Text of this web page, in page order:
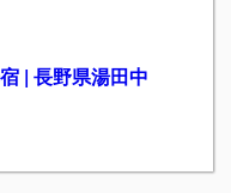
| 長野県湯田中